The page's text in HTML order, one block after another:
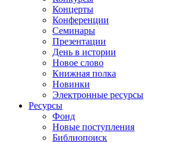
Концерты
Конференции
Семинары
Презентации
День в истории
Новое слово
Книжная полка
Новинки
Электронные ресурсы
Ресурсы
Фонд
Новые поступления
Библиопоиск